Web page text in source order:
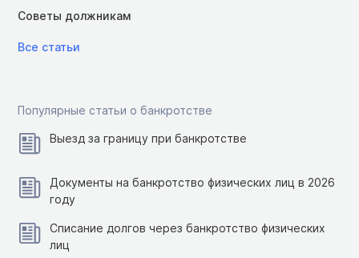
Советы должникам
Все статьи
Популярные статьи о банкротстве
Выезд за границу при банкротстве
Документы на банкротство физических лиц в 2026
году
Списание долгов через банкротство физических
лиц